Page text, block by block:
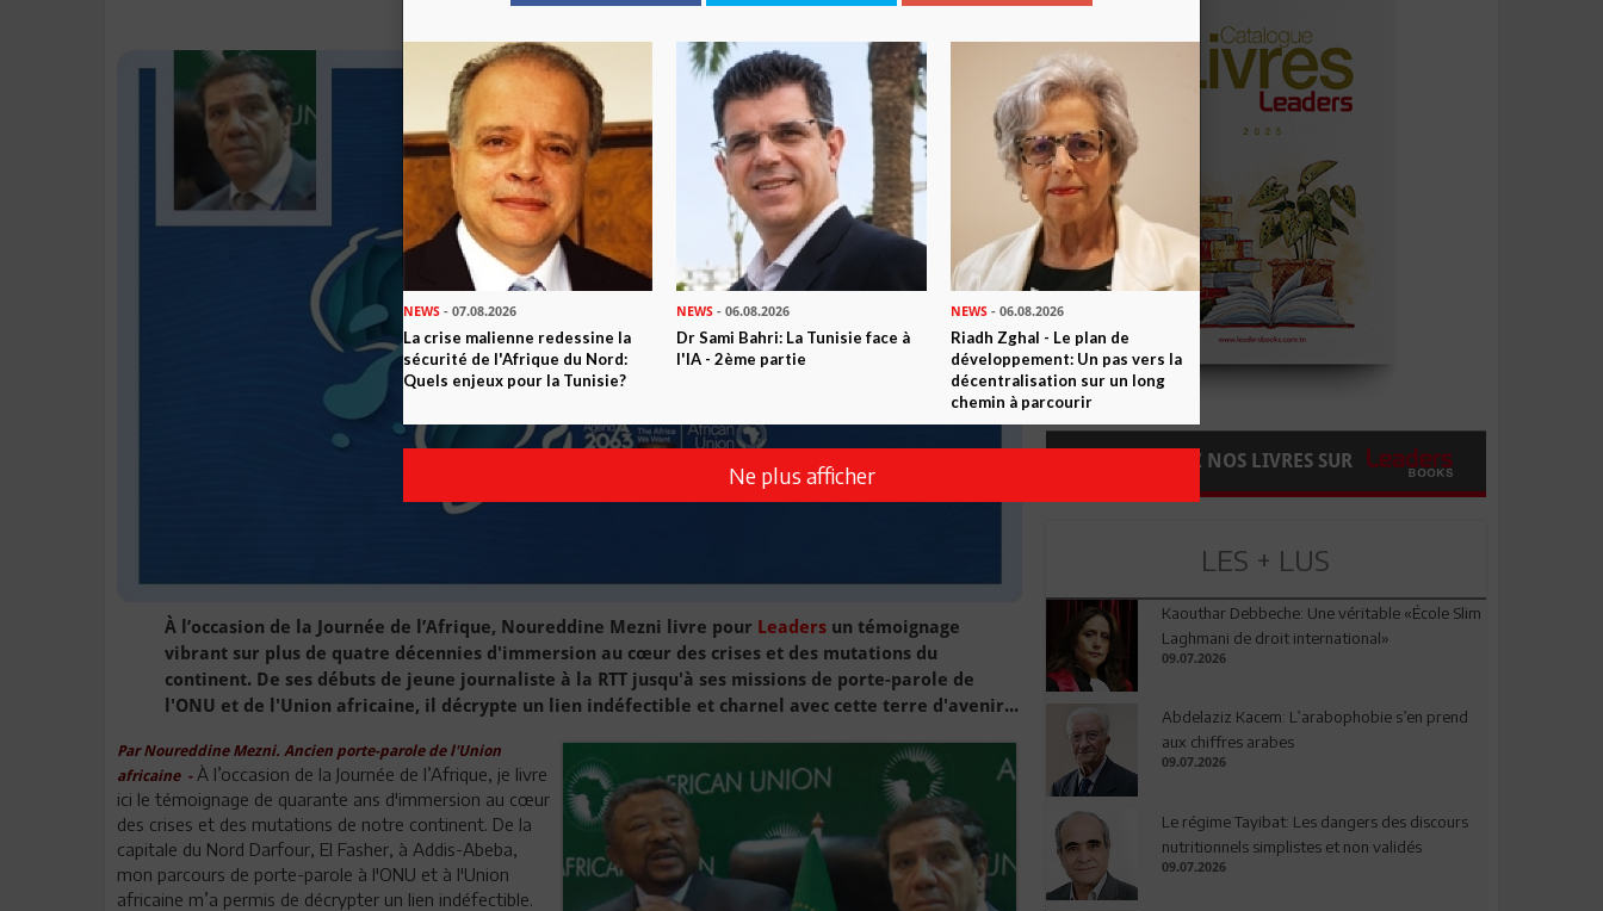
À l’occasion de la Journée de l’Afrique, Noureddine Mezni livre pour Leaders un témoignage
vibrant sur plus de quatre décennies d'immersion au cœur des crises et des mutations du
continent. De ses débuts de jeune journaliste à la RTT jusqu'à ses missions de porte-parole de
l'ONU et de l'Union africaine, il décrypte un lien indéfectible et charnel avec cette terre d'avenir...
Par Noureddine Mezni. Ancien porte-parole de l'Union
africaine -À l’occasion de la Journée de l’Afrique, je livre
ici le témoignage de quarante ans d'immersion au cœur
des crises et des mutations de notre continent. De la
capitale du Nord Darfour, El Fasher, à Addis-Abeba,
mon parcours de porte-parole à l'ONU et à l'Union
africaine m’a permis de décrypter un lien indéfectible.
COMMANDEZ NOS LIVRES SUR
LES + LUS
Kaouthar Debbeche: Une véritable «École Slim
Laghmani de droit international»
09.07.2026
Abdelaziz Kacem: L’arabophobie s’en prend
aux chiffres arabes
09.07.2026
Le régime Tayibat: Les dangers des discours
nutritionnels simplistes et non validés
09.07.2026
NEWS - 07.08.2026
La crise malienne redessine la
sécurité de l'Afrique du Nord:
Quels enjeux pour la Tunisie?
NEWS - 06.08.2026
Dr Sami Bahri: La Tunisie face à
l'IA - 2ème partie
NEWS- 06.08.2026
Riadh Zghal - Le plan de
développement: Un pas vers la
décentralisation sur un long
chemin à parcourir
Ne plus afficher